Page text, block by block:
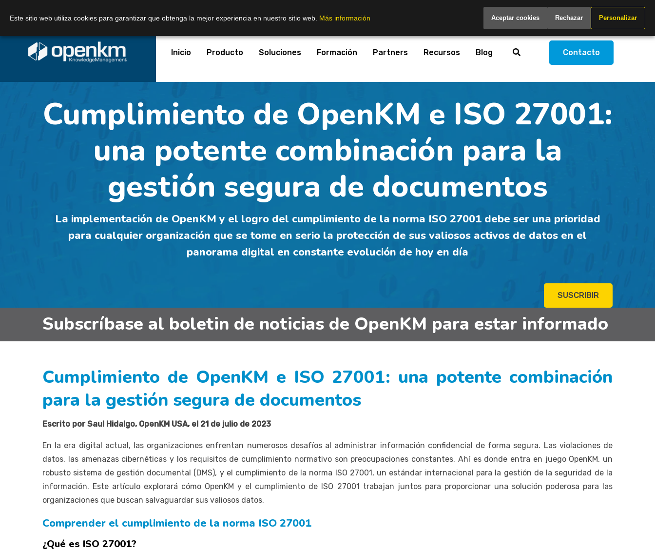
Inicio Producto Soluciones Formación Partners Recursos Blog Contacto
Cumplimiento de OpenKM e ISO 27001:
una potente combinación para la
gestión segura de documentos
La implementación de OpenKM y el logro del cumplimiento de la norma ISO 27001 debe ser una prioridad
para cualquier organización que se tome en serio la protección de sus valiosos activos de datos en el
panorama digital en constante evolución de hoy en día
SUSCRIBIR
Subscríbase al boletin de noticias de OpenKM para estar informado
Cumplimiento de OpenKM e ISO 27001: una potente combinación
para la gestión segura de documentos
Escrito por Saul Hidalgo, OpenKM USA, el 21 de julio de 2023
En la era digital actual, las organizaciones enfrentan numerosos desafíos al administrar información confidencial de forma segura. Las violaciones de
datos, las amenazas cibernéticas y los requisitos de cumplimiento normativo son preocupaciones constantes. Ahí es donde entra en juego OpenKM, un
robusto sistema de gestión documental (DMS), y el cumplimiento de la norma ISO 27001, un estándar internacional para la gestión de la seguridad de la
información. Este artículo explorará cómo OpenKM y el cumplimiento de ISO 27001 trabajan juntos para proporcionar una solución poderosa para las
organizaciones que buscan salvaguardar sus valiosos datos.
Comprender el cumplimiento de la norma ISO 27001
¿Qué es ISO 27001?
Este sitio web utiliza cookies para garantizar que obtenga la mejor experiencia en nuestro sitio web. Más información Aceptar cookies Rechazar Personalizar